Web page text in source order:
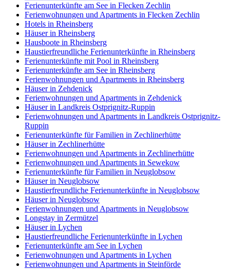
Ferienunterkünfte am See in Flecken Zechlin
Ferienwohnungen und Apartments in Flecken Zechlin
Hotels in Rheinsberg
Häuser in Rheinsberg
Hausboote in Rheinsberg
Haustierfreundliche Ferienunterkünfte in Rheinsberg
Ferienunterkünfte mit Pool in Rheinsberg
Ferienunterkünfte am See in Rheinsberg
Ferienwohnungen und Apartments in Rheinsberg
Häuser in Zehdenick
Ferienwohnungen und Apartments in Zehdenick
Häuser in Landkreis Ostprignitz-Ruppin
Ferienwohnungen und Apartments in Landkreis Ostprignitz-
Ruppin
Ferienunterkünfte für Familien in Zechlinerhütte
Häuser in Zechlinerhütte
Ferienwohnungen und Apartments in Zechlinerhütte
Ferienwohnungen und Apartments in Sewekow
Ferienunterkünfte für Familien in Neuglobsow
Häuser in Neuglobsow
Haustierfreundliche Ferienunterkünfte in Neuglobsow
Häuser in Neuglobsow
Ferienwohnungen und Apartments in Neuglobsow
Longstay in Zermützel
Häuser in Lychen
Haustierfreundliche Ferienunterkünfte in Lychen
Ferienunterkünfte am See in Lychen
Ferienwohnungen und Apartments in Lychen
Ferienwohnungen und Apartments in Steinförde